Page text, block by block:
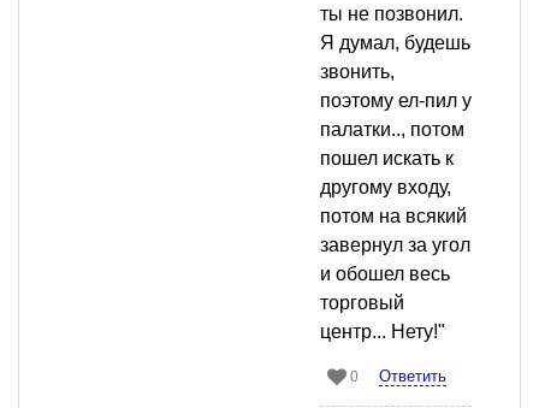
ты не позвонил.
Я думал, будешь
звонить,
поэтому ел-пил у
палатки.., потом
пошел искать к
другому входу,
потом на всякий
завернул за угол
и обошел весь
торговый
центр... Нету!"
0 Ответить